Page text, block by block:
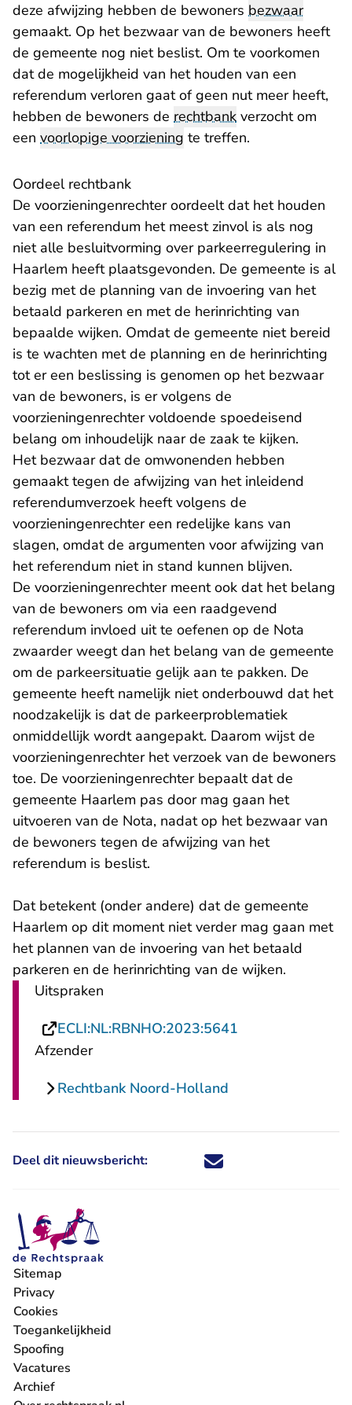
deze afwijzing hebben de bewoners bezwaar
gemaakt. Op het bezwaar van de bewoners heeft
de gemeente nog niet beslist. Om te voorkomen
dat de mogelijkheid van het houden van een
referendum verloren gaat of geen nut meer heeft,
hebben de bewoners de rechtbank verzocht om
een voorlopige voorziening te treffen.
Oordeel rechtbank
De voorzieningenrechter oordeelt dat het houden
van een referendum het meest zinvol is als nog
niet alle besluitvorming over parkeerregulering in
Haarlem heeft plaatsgevonden. De gemeente is al
bezig met de planning van de invoering van het
betaald parkeren en met de herinrichting van
bepaalde wijken. Omdat de gemeente niet bereid
is te wachten met de planning en de herinrichting
tot er een beslissing is genomen op het bezwaar
van de bewoners, is er volgens de
voorzieningenrechter voldoende spoedeisend
belang om inhoudelijk naar de zaak te kijken.
Het bezwaar dat de omwonenden hebben
gemaakt tegen de afwijzing van het inleidend
referendumverzoek heeft volgens de
voorzieningenrechter een redelijke kans van
slagen, omdat de argumenten voor afwijzing van
het referendum niet in stand kunnen blijven.
De voorzieningenrechter meent ook dat het belang
van de bewoners om via een raadgevend
referendum invloed uit te oefenen op de Nota
zwaarder weegt dan het belang van de gemeente
om de parkeersituatie gelijk aan te pakken. De
gemeente heeft namelijk niet onderbouwd dat het
noodzakelijk is dat de parkeerproblematiek
onmiddellijk wordt aangepakt. Daarom wijst de
voorzieningenrechter het verzoek van de bewoners
toe. De voorzieningenrechter bepaalt dat de
gemeente Haarlem pas door mag gaan het
uitvoeren van de Nota, nadat op het bezwaar van
de bewoners tegen de afwijzing van het
referendum is beslist.
Dat betekent (onder andere) dat de gemeente
Haarlem op dit moment niet verder mag gaan met
het plannen van de invoering van het betaald
parkeren en de herinrichting van de wijken.
Uitspraken
ECLI:NL:RBNHO:2023:5641
Afzender
Rechtbank Noord-Holland
Deel dit nieuwsbericht: Deel dit nieuwsbericht via X -
Deel dit nieuwsbericht via
Deel dit nieuwsbericht
Deel dit
Sitemap
Privacy
Cookies
Toegankelijkheid
Spoofing
Vacatures
- U verlaat Rechtspraak.nl
Archief